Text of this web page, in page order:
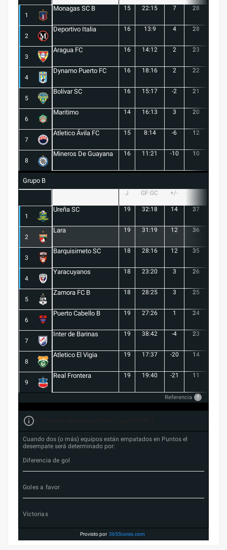
1
Monagas SC B 15 22:15 7 28
2
Deportivo Italia 16 13:9 4 28
3
Aragua FC 16 14:12 2 23
4
Dynamo Puerto FC 16 18:16 2 22
5
Bolívar SC 16 15:17 -2 21
6
Maritimo 14 16:13 3 20
7
Atletico Ávila FC 15 8:14 -6 12
8
Mineros De Guayana 16 11:21 -10 10
Grupo B
J GF:GC +/-
1
Ureña SC 19 32:18 14 37
2
Lara 19 31:19 12 36
3
Barquisimeto SC 18 28:16 12 35
4
Yaracuyanos 18 23:20 3 26
5
Zamora FC B 18 28:25 3 25
6
Puerto Cabello B 19 27:26 1 24
7
Inter de Barinas 19 38:42 -4 23
8
Atletico El Vigia 19 17:37 -20 14
9
Real Frontera 19 19:40 -21 11
Referencia ?
Cuando dos (o más) equipos están empatados en Puntos el
desempate será determinado por:
Diferencia de gol
Goles a favor
Victorias
Provisto por 365Scores.com